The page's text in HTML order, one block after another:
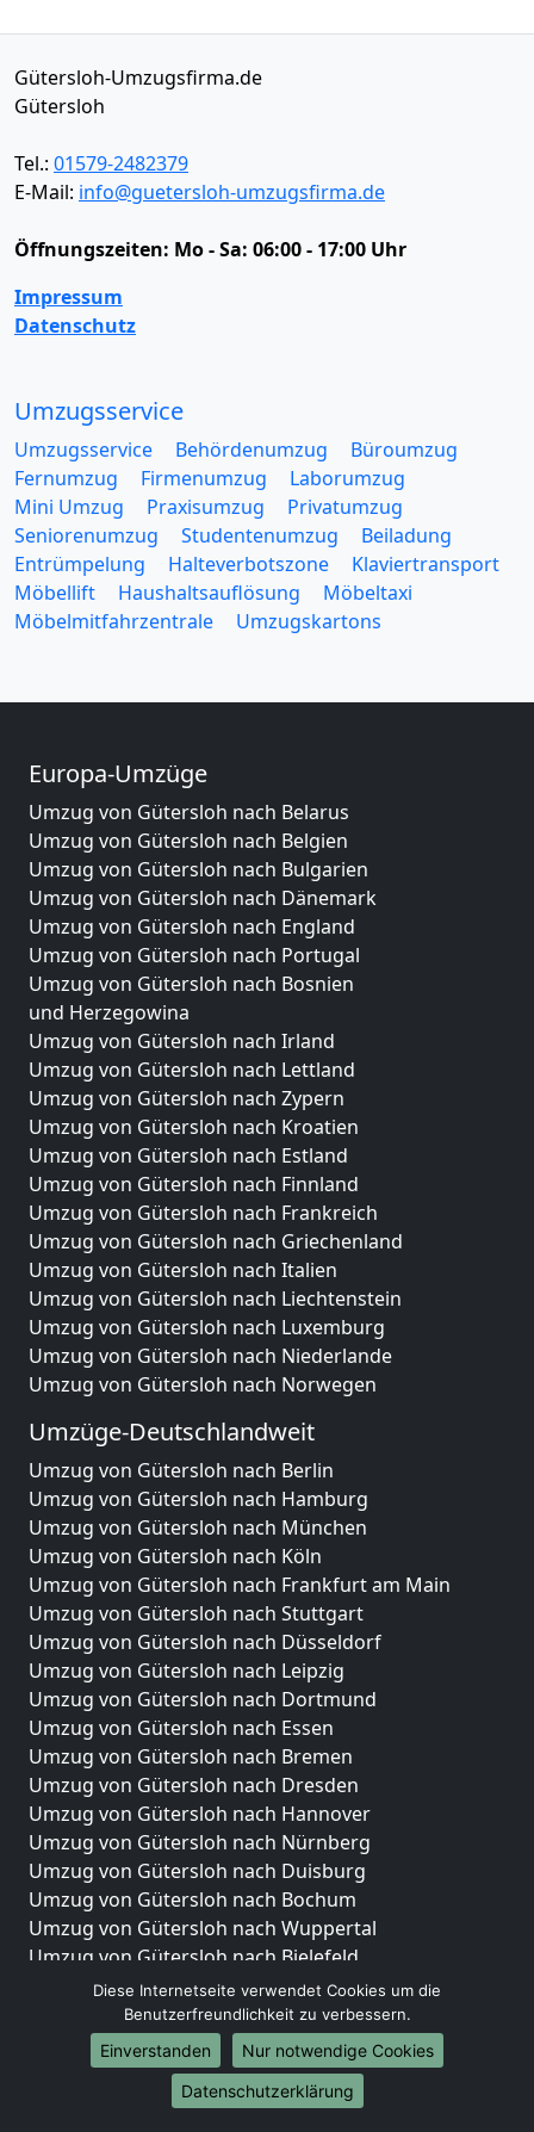
Gütersloh-Umzugsfirma.de
Gütersloh
Tel.: 01579-2482379
E-Mail: info@guetersloh-umzugsfirma.de
Öffnungszeiten: Mo - Sa: 06:00 - 17:00 Uhr
Impressum
Datenschutz
Umzugsservice
Umzugsservice Behördenumzug
Büroumzug
Fernumzug
Firmenumzug
Laborumzug
Mini Umzug
Praxisumzug
Privatumzug
Seniorenumzug
Studentenumzug
Beiladung
Entrümpelung
Halteverbotszone
Klaviertransport
Möbellift
Haushaltsauflösung
Möbeltaxi
Möbelmitfahrzentrale
Umzugskartons
Europa-Umzüge
Umzug von Gütersloh nach Belarus
Umzug von Gütersloh nach Belgien
Umzug von Gütersloh nach Bulgarien
Umzug von Gütersloh nach Dänemark
Umzug von Gütersloh nach England
Umzug von Gütersloh nach Portugal
Umzug von Gütersloh nach Bosnien
und Herzegowina
Umzug von Gütersloh nach Irland
Umzug von Gütersloh nach Lettland
Umzug von Gütersloh nach Zypern
Umzug von Gütersloh nach Kroatien
Umzug von Gütersloh nach Estland
Umzug von Gütersloh nach Finnland
Umzug von Gütersloh nach Frankreich
Umzug von Gütersloh nach Griechenland
Umzug von Gütersloh nach Italien
Umzug von Gütersloh nach Liechtenstein
Umzug von Gütersloh nach Luxemburg
Umzug von Gütersloh nach Niederlande
Umzug von Gütersloh nach Norwegen
Umzüge-Deutschlandweit
Umzug von Gütersloh nach Berlin
Umzug von Gütersloh nach Hamburg
Umzug von Gütersloh nach München
Umzug von Gütersloh nach Köln
Umzug von Gütersloh nach Frankfurt am Main
Umzug von Gütersloh nach Stuttgart
Umzug von Gütersloh nach Düsseldorf
Umzug von Gütersloh nach Leipzig
Umzug von Gütersloh nach Dortmund
Umzug von Gütersloh nach Essen
Umzug von Gütersloh nach Bremen
Umzug von Gütersloh nach Dresden
Umzug von Gütersloh nach Hannover
Umzug von Gütersloh nach Nürnberg
Umzug von Gütersloh nach Duisburg
Umzug von Gütersloh nach Bochum
Umzug von Gütersloh nach Wuppertal
Umzug von Gütersloh nach Bielefeld
Umzug von Gütersloh nach Bonn
Umzug von Gütersloh nach Münster
Internationale-Umzüge
Umzug von Gütersloh nach Brasilien
Diese Internetseite verwendet Cookies um die
Benutzerfreundlichkeit zu verbessern.
Einverstanden
Nur notwendige Cookies
Datenschutzerklärung